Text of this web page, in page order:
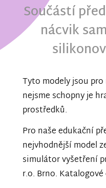
Součástí
nácvik
Tyto modely jsou pro
nejsme schopny je
prostředků.
Pro naše edukační
nejvhodnější model
simulátor vyšetření
r.o. Brno. Katalogové